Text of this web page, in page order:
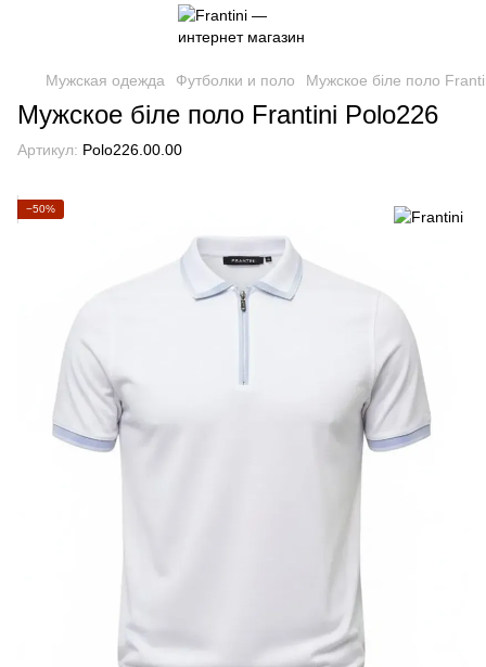
Мужская одежда Футболки и поло Мужское біле поло
Мужское біле поло Frantini Polo226
Артикул: Polo226.00.00
−50%